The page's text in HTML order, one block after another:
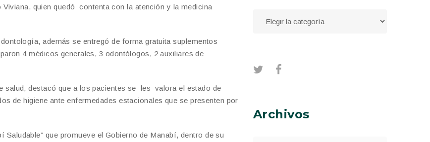
quien quedó contenta con la atención y la medicina
además se entregó de forma gratuita suplementos
4 médicos generales, 3 odontólogos, 2 auxiliares de
salud, destacó que a los pacientes se les valora el estado de
de higiene ante enfermedades estacionales que se presenten por
que promueve el Gobierno de Manabí, dentro de su
Archivos